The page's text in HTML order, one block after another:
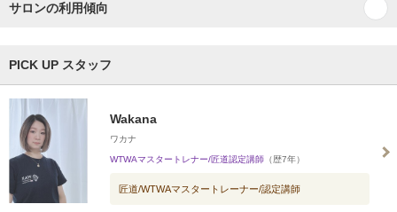
サロンの利用傾向
PICK UP スタッフ
Wakana
ワカナ
WTWAマスタートレナー/匠道認定講師 （歴7年）
匠道/WTWAマスタートレーナー/認定講師